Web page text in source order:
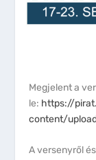
Megjelent a
le: https://
content/
A versenyről